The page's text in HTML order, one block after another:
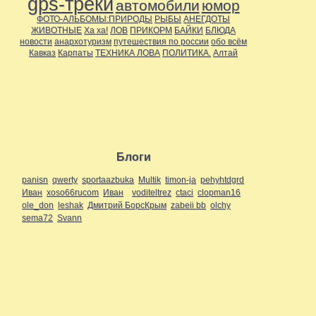
gps-треки автомобили юмор
ФОТО-АЛЬБОМЫ:ПРИРОДЫ РЫБЫ АНЕГДОТЫ
ЖИВОТНЫЕ Ха ха! ЛОВ ПРИКОРМ БАЙКИ БЛЮДА
новости анархотуризм путешествия по россии обо всём
Кавказ Карпаты ТЕХНИКА ЛОВА ПОЛИТИКА. Алтай
Блоги
panisn qwerty sportaazbuka Multik timon-ja pehyhtdgrd
Иван xoso66rucom Иван voditeltrez ctaci clopman16
ole_don leshak Дмитрий БорсКрым zabeii bb olchy
sema72 Svann